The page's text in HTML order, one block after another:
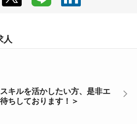
人
キルを活かしたい方、是非エ
ちしております！＞